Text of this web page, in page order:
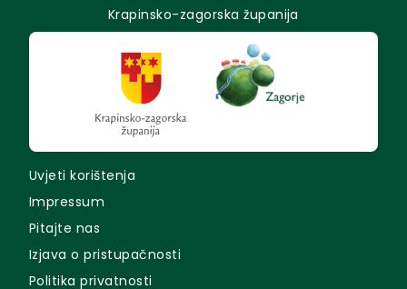
Krapinsko-zagorska županija
Uvjeti korištenja
Impressum
Pitajte nas
Izjava o pristupačnosti
Politika privatnosti